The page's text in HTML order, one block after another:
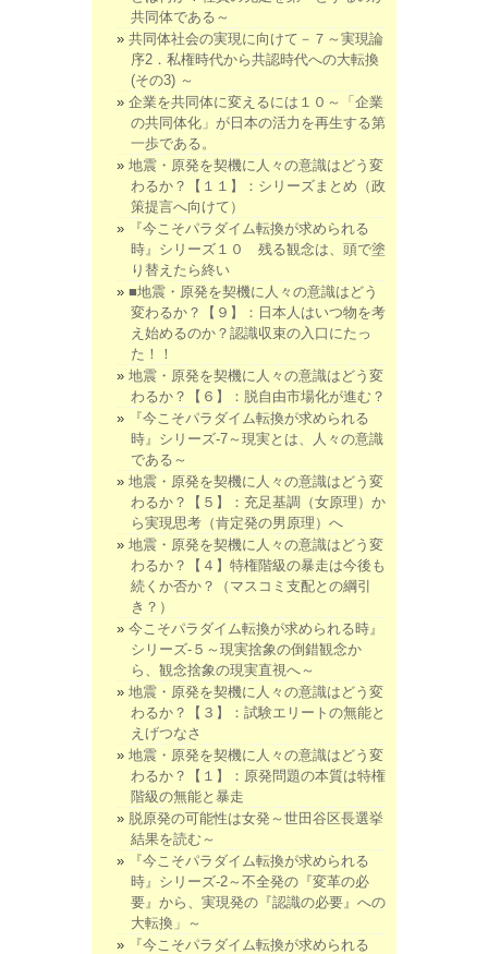
共同体である～
共同体社会の実現に向けて－７～実現論
序2．私権時代から共認時代への大転換
(その3) ～
企業を共同体に変えるには１０～「企業
の共同体化」が日本の活力を再生する第
一歩である。
地震・原発を契機に人々の意識はどう変
わるか？【１１】：シリーズまとめ（政
策提言へ向けて）
『今こそパラダイム転換が求められる
時』シリーズ１０ 残る観念は、頭で塗
り替えたら終い
■地震・原発を契機に人々の意識はどう
変わるか？【９】：日本人はいつ物を考
え始めるのか？認識収束の入口にたっ
た！！
地震・原発を契機に人々の意識はどう変
わるか？【６】：脱自由市場化が進む？
『今こそパラダイム転換が求められる
時』シリーズ-7～現実とは、人々の意識
である～
地震・原発を契機に人々の意識はどう変
わるか？【５】：充足基調（女原理）か
ら実現思考（肯定発の男原理）へ
地震・原発を契機に人々の意識はどう変
わるか？【４】特権階級の暴走は今後も
続くか否か？（マスコミ支配との綱引
き？）
今こそパラダイム転換が求められる時』
シリーズ-５～現実捨象の倒錯観念か
ら、観念捨象の現実直視へ～
地震・原発を契機に人々の意識はどう変
わるか？【３】：試験エリートの無能と
えげつなさ
地震・原発を契機に人々の意識はどう変
わるか？【１】：原発問題の本質は特権
階級の無能と暴走
脱原発の可能性は女発～世田谷区長選挙
結果を読む～
『今こそパラダイム転換が求められる
時』シリーズ-2～不全発の『変革の必
要』から、実現発の『認識の必要』への
大転換」～
『今こそパラダイム転換が求められる